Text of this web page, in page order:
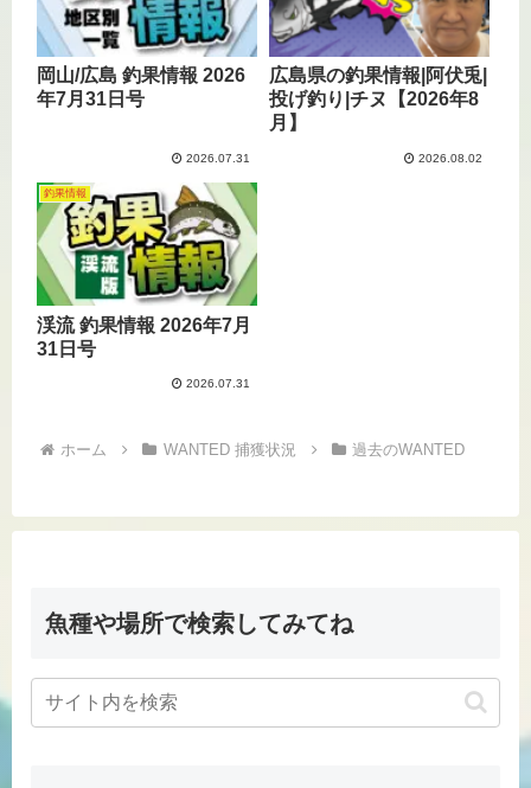
岡山/広島 釣果情報 2026
年7月31日号
2026.07.31
広島県の釣果情報|阿伏兎|
投げ釣り|チヌ【2026年8
月】
2026.08.02
釣果情報
渓流 釣果情報 2026年7月
31日号
2026.07.31
ホーム WANTED 捕獲状況 過去のWANTED
魚種や場所で検索してみてね